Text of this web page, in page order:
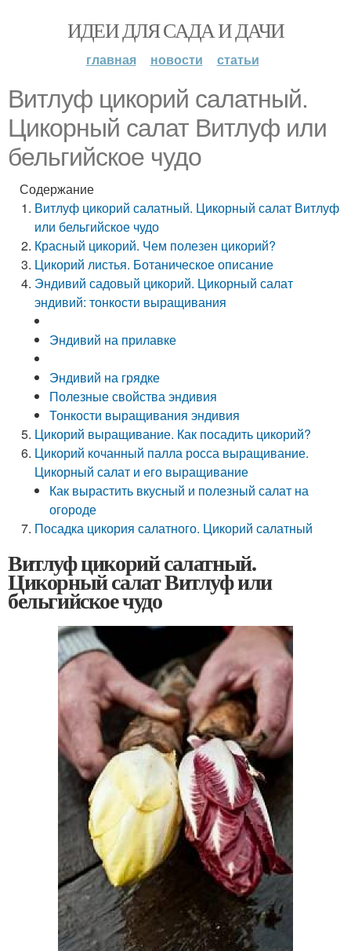
ИДЕИ ДЛЯ САДА И ДАЧИ
главная новости статьи
Витлуф цикорий салатный.
Цикорный салат Витлуф или
бельгийское чудо
Содержание
Витлуф цикорий салатный. Цикорный салат Витлуф
или бельгийское чудо
Красный цикорий. Чем полезен цикорий?
Цикорий листья. Ботаническое описание
Эндивий садовый цикорий. Цикорный салат
эндивий: тонкости выращивания
Эндивий на прилавке
Эндивий на грядке
Полезные свойства эндивия
Тонкости выращивания эндивия
Цикорий выращивание. Как посадить цикорий?
Цикорий кочанный палла росса выращивание.
Цикорный салат и его выращивание
Как вырастить вкусный и полезный салат на
огороде
Посадка цикория салатного. Цикорий салатный
Витлуф цикорий салатный.
Цикорный салат Витлуф или
бельгийское чудо